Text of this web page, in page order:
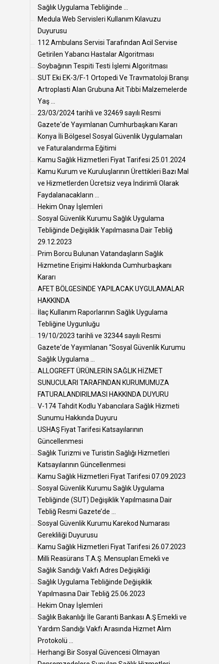
Sağlık Uygulama Tebliğinde ...
Medula Web Servisleri Kullanım Kılavuzu
Duyurusu
112 Ambulans Servisi Tarafından Acil Servise
Getirilen Yabancı Hastalar Algoritması
Soybağının Tespiti Testi İşlemi Algoritması
SUT Eki EK-3/F-1 Ortopedi Ve Travmatoloji Branşı
Artroplasti Alan Grubuna Ait Tıbbi Malzemelerde
Yaş ...
23/03/2024 tarihli ve 32469 sayılı Resmi
Gazete'de Yayımlanan Cumhurbaşkanı Kararı
Konya İli Bölgesel Sosyal Güvenlik Uygulamaları
ve Faturalandırma Eğitimi
Kamu Sağlık Hizmetleri Fiyat Tarifesi 25.01.2024
Kamu Kurum ve Kuruluşlarının Ürettikleri Bazı Mal
ve Hizmetlerden Ücretsiz veya İndirimli Olarak
Faydalanacakların ...
Hekim Onay İşlemleri
Sosyal Güvenlik Kurumu Sağlık Uygulama
Tebliğinde Değişiklik Yapılmasına Dair Tebliğ
29.12.2023
Prim Borcu Bulunan Vatandaşların Sağlık
Hizmetine Erişimi Hakkında Cumhurbaşkanı
Kararı
AFET BÖLGESİNDE YAPILACAK UYGULAMALAR
HAKKINDA
İlaç Kullanım Raporlarının Sağlık Uygulama
Tebliğine Uygunluğu
19/10/2023 tarihli ve 32344 sayılı Resmi
Gazete'de Yayımlanan “Sosyal Güvenlik Kurumu
Sağlık Uygulama ...
ALLOGREFT ÜRÜNLERİN SAĞLIK HİZMET
SUNUCULARI TARAFINDAN KURUMUMUZA
FATURALANDIRILMASI HAKKINDA DUYURU
V-­174 Tahdit Kodlu Yabancılara Sağlık Hizmeti
Sunumu Hakkında Duyuru
USHAŞ Fiyat Tarifesi Katsayılarının
Güncellenmesi
Sağlık Turizmi ve Turistin Sağlığı Hizmetleri
Katsayılarının Güncellenmesi
Kamu Sağlık Hizmetleri Fiyat Tarifesi 07.09.2023
Sosyal Güvenlik Kurumu Sağlık Uygulama
Tebliğinde (SUT) Değişiklik Yapılmasına Dair
Tebliğ Resmi Gazete’de ...
Sosyal Güvenlik Kurumu Karekod Numarası
Gerekliliği Duyurusu
Kamu Sağlık Hizmetleri Fiyat Tarifesi 26.07.2023
Milli Reasürans T.A.Ş. Mensupları Emekli ve
Sağlık Sandığı Vakfı Adres Değişikliği
Sağlık Uygulama Tebliğinde Değişiklik
Yapılmasına Dair Tebliğ 25.06.2023
Hekim Onay İşlemleri
Sağlık Bakanlığı İle Garanti Bankası A.Ş Emekli ve
Yardım Sandığı Vakfı Arasında Hizmet Alım
Protokolü ...
Herhangi Bir Sosyal Güvencesi Olmayan